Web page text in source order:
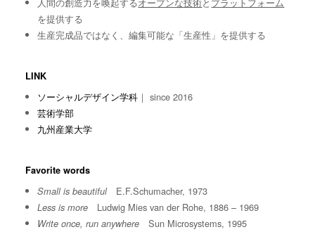
を提供する
生産完成品ではなく、編集可能な「生産性」を提供する
LINK
ソーシャルデザイン学科 ｜ since 2016
芸術学部
九州産業大学
Favorite words
Small is beautifulE.F.Schumacher, 1973
Less is more Ludwig Mies van der Rohe, 1886 – 1969
Write once, run anywhere Sun Microsystems, 1995